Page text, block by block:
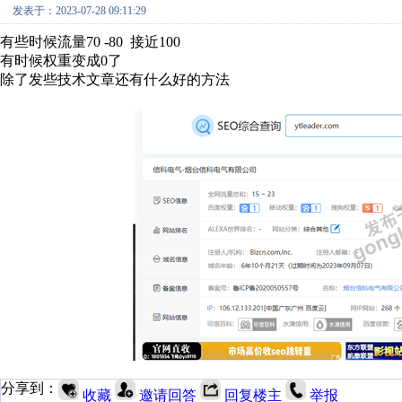
发表于：2023-07-28 09:11:29
有些时候流量70 -80 接近100
有时候权重变成0了
除了发些技术文章还有什么好的方法
分享到： 收藏 邀请回答 回复楼主 举报